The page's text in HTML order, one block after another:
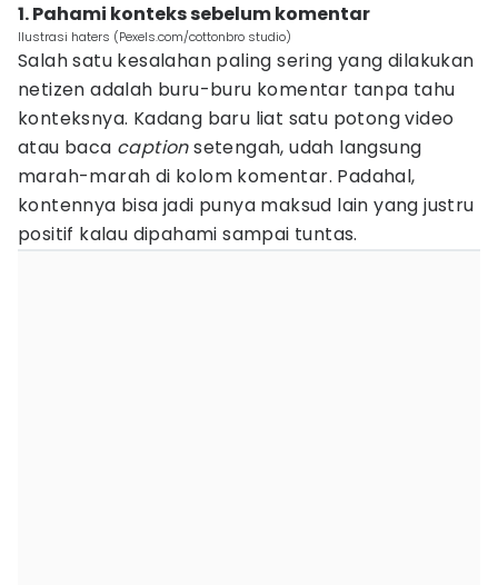
1. Pahami konteks sebelum komentar
Ilustrasi haters (Pexels.com/cottonbro studio)
Salah satu kesalahan paling sering yang dilakukan
netizen adalah buru-buru komentar tanpa tahu
konteksnya. Kadang baru liat satu potong video
atau baca captionsetengah, udah langsung
marah-marah di kolom komentar. Padahal,
kontennya bisa jadi punya maksud lain yang justru
positif kalau dipahami sampai tuntas.